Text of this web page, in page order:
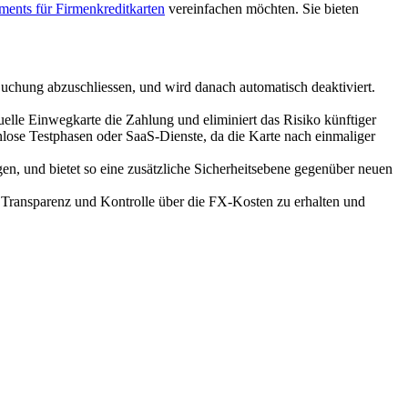
für Firmenkreditkarten vereinfachen möchten. Sie bieten
abzuschliessen, und wird danach automatisch deaktiviert.
Einwegkarte die Zahlung und eliminiert das Risiko künftiger
Testphasen oder SaaS-Dienste, da die Karte nach einmaliger
und bietet so eine zusätzliche Sicherheitsebene gegenüber neuen
und Kontrolle über die FX-Kosten zu erhalten und